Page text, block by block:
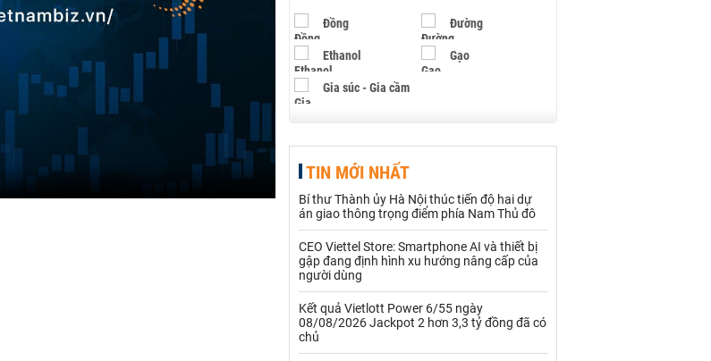
Đồng Đường
Ethanol Gạo
Gia súc - Gia cầm
Hạt điều
Khí đốt
Kim loại khác Mắc ca
Nhựa - Hạt nhựa
TIN MỚI NHẤT
Bí thư Thành ủy Hà Nội thúc tiến độ hai dự
án giao thông trọng điểm phía Nam Thủ đô
CEO Viettel Store: Smartphone AI và thiết bị
gập đang định hình xu hướng nâng cấp của
người dùng
Kết quả Vietlott Power 6/55 ngày
08/08/2026 Jackpot 2 hơn 3,3 tỷ đồng đã có
chủ